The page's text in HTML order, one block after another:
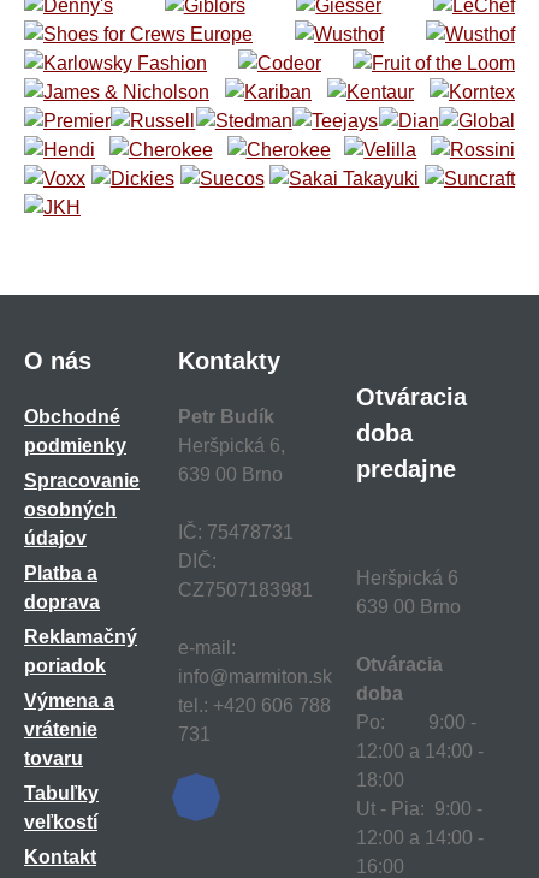
O nás
Obchodné
podmienky
Spracovanie
osobných
údajov
Platba a
doprava
Reklamačný
poriadok
Výmena a
vrátenie
tovaru
Tabuľky
veľkostí
Kontakt
Kontakty
Petr Budík
Heršpická 6,
639 00 Brno
IČ: 75478731
DIČ:
CZ7507183981
e-mail:
info@marmiton.sk
tel.: +420 606 788
731
Otváracia
doba
predajne
Heršpická 6
639 00 Brno
Otváracia
doba
Po: 9:00 -
12:00 a 14:00 -
18:00
Ut - Pia: 9:00 -
12:00 a 14:00 -
16:00